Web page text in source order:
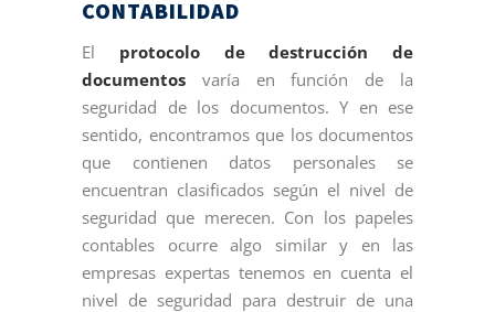
CONTABILIDAD
El protocolo de destrucción de
documentos varía en función de la
seguridad de los documentos. Y en ese
sentido, encontramos que los documentos
que contienen datos personales se
encuentran clasificados según el nivel de
seguridad que merecen. Con los papeles
contables ocurre algo similar y en las
empresas expertas tenemos en cuenta el
nivel de seguridad para destruir de una